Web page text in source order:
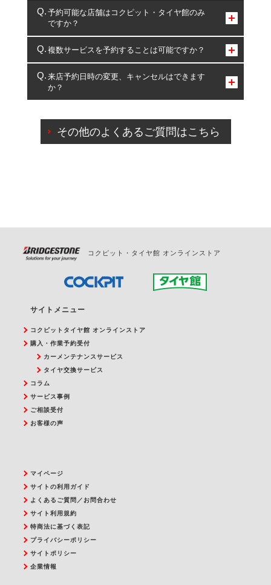
予約可能な店舗はコクピット・タイヤ館のみ
ですか？
コクピット・タイヤ館のみとなります。
複数サービスを予約することは可能ですか？
複数サービスのご予約は可能です。
一部の商品・サービスの組み合わせに限り、同時にご予約が
出来ないものもございます。
来店予約日時の変更、キャンセルはできます
か？
ご来店予約日の3営業日前を過ぎている場合のご予約
の日時変更につきましては、直接ご予約の店舗まで
その他のよくあるご質問はこちら
コクピット・タイヤ館 オンラインストア
サイトメニュー
コクピットタイヤ館 オンラインストア
購入・作業予約受付
カーメンテナンスサービス
タイヤ交換サービス
コラム
サービス事例
ご相談受付
お客様の声
マイページ
サイトの利用ガイド
よくあるご質問／お問合わせ
サイト利用規約
特商法に基づく表記
プライバシーポリシー
サイトポリシー
企業情報